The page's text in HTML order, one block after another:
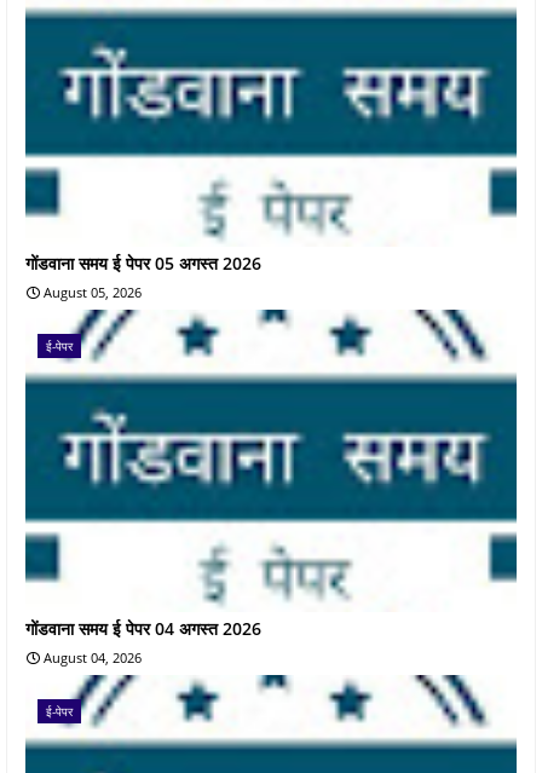
गोंडवाना समय ई पेपर 05 अगस्त 2026
August 05, 2026
ई-पेपर
गोंडवाना समय ई पेपर 04 अगस्त 2026
August 04, 2026
ई-पेपर